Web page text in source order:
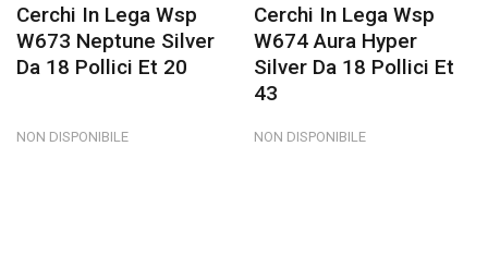
Cerchi In Lega Wsp
W673 Neptune Silver
Da 18 Pollici Et 20
NON DISPONIBILE
Cerchi In Lega Wsp
W674 Aura Hyper
Silver Da 18 Pollici Et
43
NON DISPONIBILE